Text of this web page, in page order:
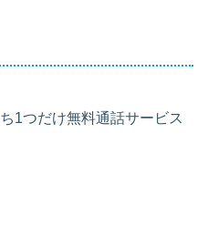
1つだけ無料通話サービス